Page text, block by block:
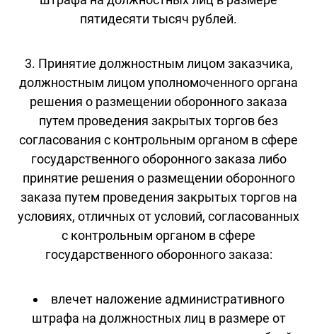
пятидесяти тысяч рублей.
3. Принятие должностным лицом заказчика,
должностным лицом уполномоченного органа
решения о размещении оборонного заказа
путем проведения закрытых торгов без
согласования с контрольным органом в сфере
государственного оборонного заказа либо
принятие решения о размещении оборонного
заказа путем проведения закрытых торгов на
условиях, отличных от условий, согласованных
с контрольным органом в сфере
государственного оборонного заказа:
влечет наложение административного
штрафа на должностных лиц в размере от